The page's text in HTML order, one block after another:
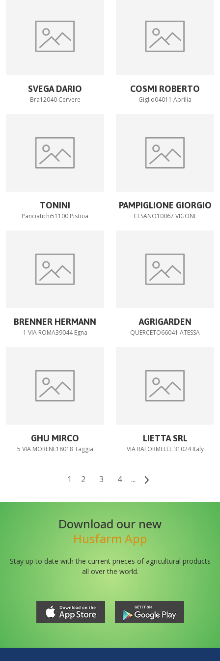
SVEGA DARIO
Bra12040 Cervere
COSMI ROBERTO
Giglio04011 Aprilia
TONINI
Panciatichi51100 Pistoia
PAMPIGLIONE GIORGIO
CESANO10067 VIGONE
BRENNER HERMANN
1 VIA ROMA39044 Egna
AGRIGARDEN
QUERCETO66041 ATESSA
GHU MIRCO
5 VIA MORENE18018 Taggia
LIETTA SRL
VIA RAI ORMELLE 31024 Italy
1 2 3 4 ...
Download our new
Husfarm App
Stay up to date with the current prieces of agricultural products
all over the world.